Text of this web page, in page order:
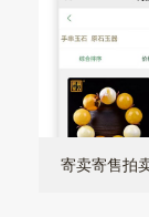
寄卖寄售拍